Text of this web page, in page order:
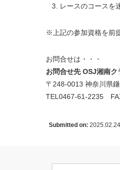
レースのコースを
※上記の参加資格を前
お問合せは・・・
お問合せ先 OSJ湘南ク
〒248-0013 神奈川県
TEL0467-61-2235
Submitted on: 2025.02.24